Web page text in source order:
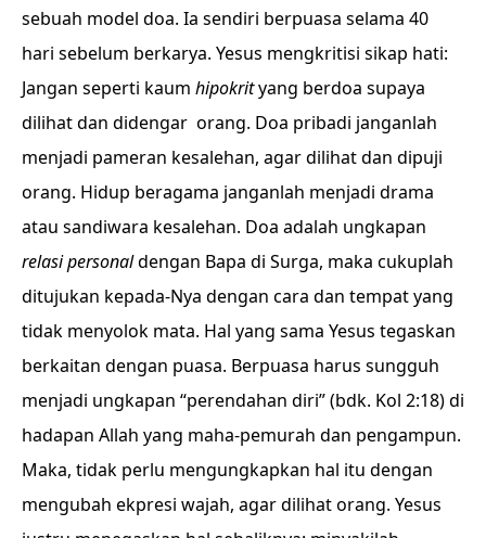
sebuah model doa. Ia sendiri berpuasa selama 40
hari sebelum berkarya. Yesus mengkritisi sikap hati:
Jangan seperti kaum hipokrityang berdoa supaya
dilihat dan didengar orang. Doa pribadi janganlah
menjadi pameran kesalehan, agar dilihat dan dipuji
orang. Hidup beragama janganlah menjadi drama
atau sandiwara kesalehan. Doa adalah ungkapan
relasi personaldengan Bapa di Surga, maka cukuplah
ditujukan kepada-Nya dengan cara dan tempat yang
tidak menyolok mata. Hal yang sama Yesus tegaskan
berkaitan dengan puasa. Berpuasa harus sungguh
menjadi ungkapan “perendahan diri” (bdk. Kol 2:18) di
hadapan Allah yang maha-pemurah dan pengampun.
Maka, tidak perlu mengungkapkan hal itu dengan
mengubah ekpresi wajah, agar dilihat orang. Yesus